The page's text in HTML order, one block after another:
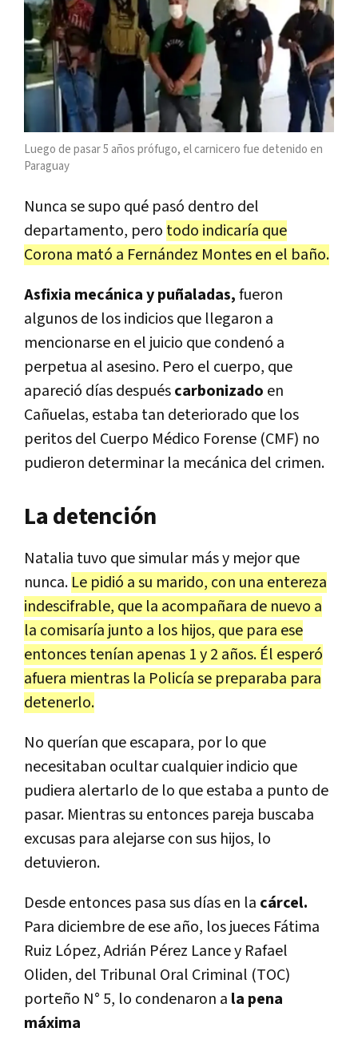
Luego de pasar 5 años prófugo, el carnicero fue detenido en
Paraguay
Nunca se supo qué pasó dentro del
departamento, pero todo indicaría que
Corona mató a Fernández Montes en el baño.
Asfixia mecánica y puñaladas,fueron
algunos de los indicios que llegaron a
mencionarse en el juicio que condenó a
perpetua al asesino. Pero el cuerpo, que
apareció días despuéscarbonizado en
Cañuelas, estaba tan deteriorado que los
peritos del Cuerpo Médico Forense (CMF) no
pudieron determinar la mecánica del crimen.
La detención
Natalia tuvo que simular más y mejor que
nunca. Le pidió a su marido, con una entereza
indescifrable, que la acompañara de nuevo a
la comisaría junto a los hijos, que para ese
entonces tenían apenas 1 y 2 años. Él esperó
afuera mientras la Policía se preparaba para
detenerlo.
No querían que escapara, por lo que
necesitaban ocultar cualquier indicio que
pudiera alertarlo de lo que estaba a punto de
pasar. Mientras su entonces pareja buscaba
excusas para alejarse con sus hijos, lo
detuvieron.
Desde entonces pasa sus días en la cárcel.
Para diciembre de ese año, los jueces Fátima
Ruiz López, Adrián Pérez Lance y Rafael
Oliden, del Tribunal Oral Criminal (TOC)
porteño N° 5, lo condenaron a la pena
máxima